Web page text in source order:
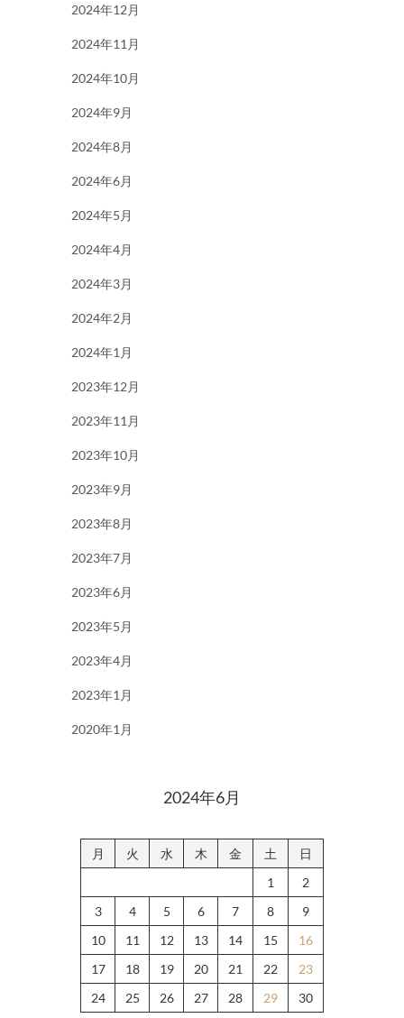
2024年12月
2024年11月
2024年10月
2024年9月
2024年8月
2024年6月
2024年5月
2024年4月
2024年3月
2024年2月
2024年1月
2023年12月
2023年11月
2023年10月
2023年9月
2023年8月
2023年7月
2023年6月
2023年5月
2023年4月
2023年1月
2020年1月
2024年6月
月 火 水 木 金 土
日
1
2
3
4 5 6 7 8
9
10
11 12 13 14 15
16
17
18 19 20 21 22
23
24
25 26 27 28 29
30